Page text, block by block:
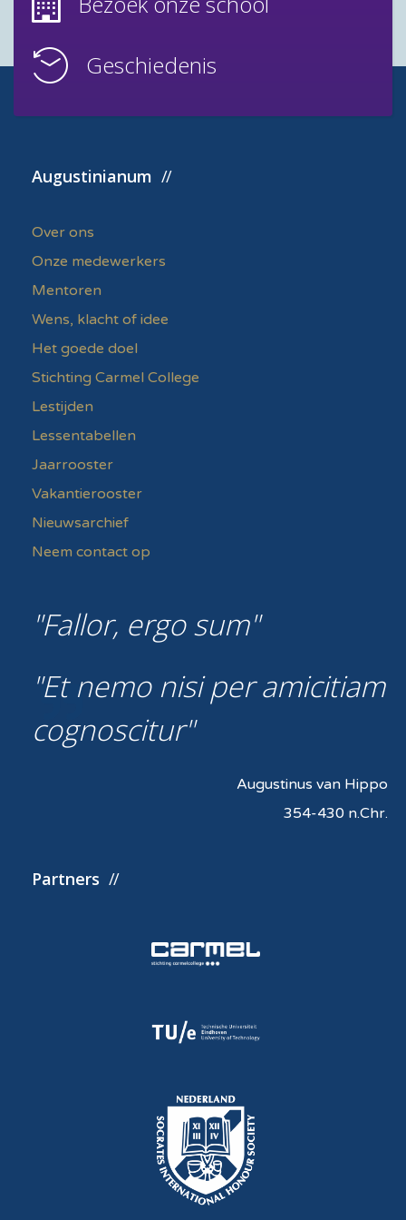
Geschiedenis
Augustinianum
Over ons
Onze medewerkers
Mentoren
Wens, klacht of idee
Het goede doel
Stichting Carmel College
Lestijden
Lessentabellen
Jaarrooster
Vakantierooster
Nieuwsarchief
Neem contact op
Fallor, ergo sum
Et nemo nisi per amicitiam
cognoscitur
Augustinus van Hippo
354-430 n.Chr.
Partners